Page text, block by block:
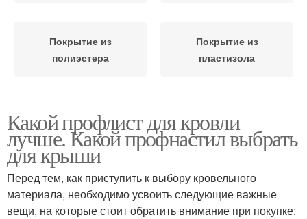
Покрытие из
полиэстера
Покрытие из
пластизола
Какой профлист для кровли
лучше. Какой профнастил выбрать
для крыши
Перед тем, как приступить к выбору кровельного
материала, необходимо усвоить следующие важные
вещи, на которые стоит обратить внимание при покупке: